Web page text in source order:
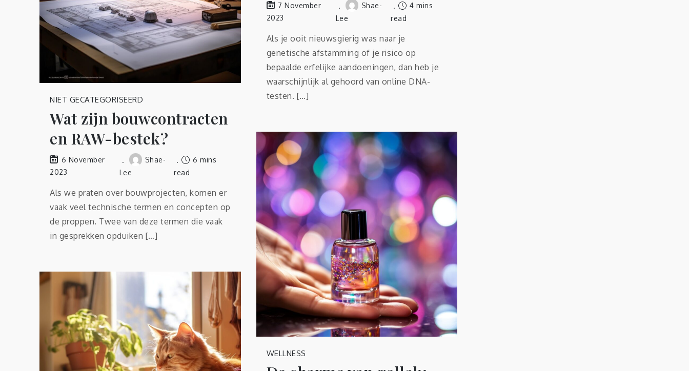
7 November
2023
Shae-
Lee
4 mins
read
Als je ooit nieuwsgierig was naar je
genetische afstamming of je risico op
bepaalde erfelijke aandoeningen, dan heb je
waarschijnlijk al gehoord van online DNA-
testen. […]
NIET GECATEGORISEERD
Wat zijn bouwcontracten
en RAW-bestek?
6 November
2023
Shae-
Lee
6 mins
read
Als we praten over bouwprojecten, komen er
vaak veel technische termen en concepten op
de proppen. Twee van deze termen die vaak
in gesprekken opduiken […]
WELLNESS